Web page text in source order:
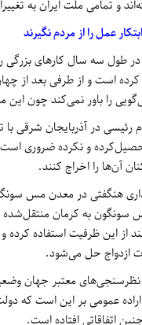
و تمامی ملت ایران به
عمل را از مردم نگیرند
در طول سه سال کارهای بزرگی
است و از طرفی بعد از
را باور نمی‌کند چون
رئیسی در آذربایجان شرقی با
و نکرده ضروری
آن‌ها را اخراج کنند.
هنگفتی در معدن مس
سونگون به کرمان
از این ظرفیت استفاده کرده
ازدواج حل می‌شود.
معتبر جهان
اتفاقاتی افتاده است.